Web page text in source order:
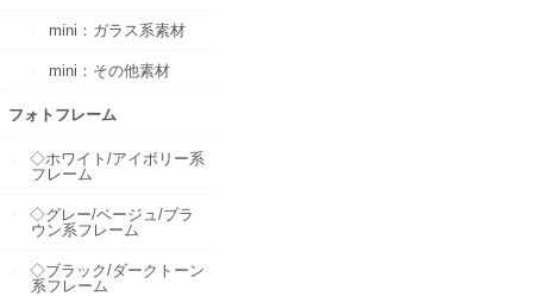
mini：ガラス系素材
mini：その他素材
フォトフレーム
◇ホワイト/アイボリー系
フレーム
◇グレー/ベージュ/ブラ
ウン系フレーム
◇ブラック/ダークトーン
系フレーム